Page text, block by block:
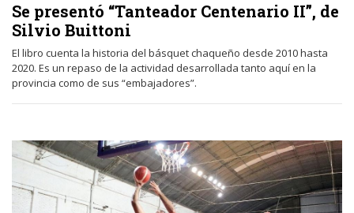
Se presentó “Tanteador Centenario II”, de
Silvio Buittoni
El libro cuenta la historia del básquet chaqueño desde 2010 hasta
2020. Es un repaso de la actividad desarrollada tanto aquí en la
provincia como de sus “embajadores”.